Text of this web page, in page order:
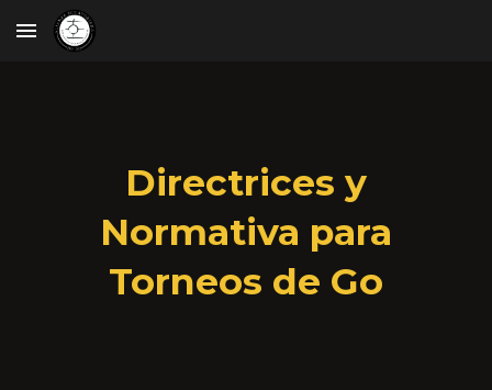
Skip to main content
Directrices y
Normativa para
Torneos de Go